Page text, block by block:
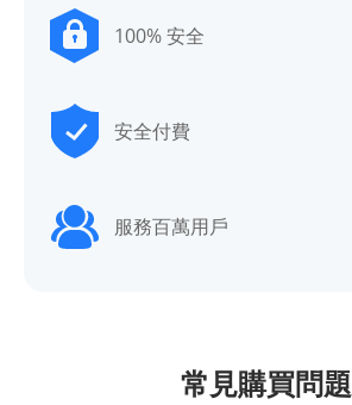
100% 安全
安全付費
服務百萬用戶
常見購買問題